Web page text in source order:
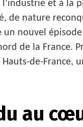
et à la
de nature
nouvel épisode
de la France.
de-France,
au